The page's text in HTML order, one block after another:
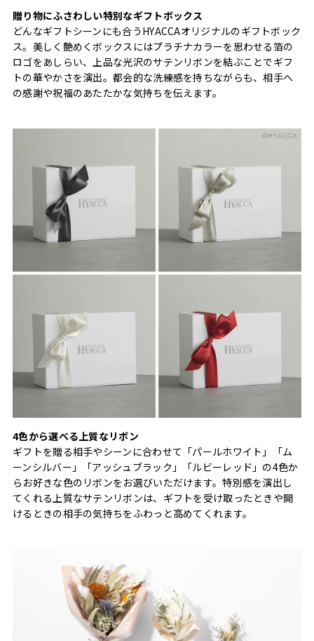
贈り物にふさわしい特別なギフトボックス
どんなギフトシーンにも合うHYACCAオリジナルのギフトボック
ス。美しく艶めくボックスにはプラチナカラーを思わせる箔の
ロゴをあしらい、上品な光沢のサテンリボンを結ぶことでギフ
トの華やかさを演出。都会的な洗練感を持ちながらも、相手へ
の感謝や祝福のあたたかな気持ちを伝えます。
4色から選べる上質なリボン
ギフトを贈る相手やシーンに合わせて「パールホワイト」「ム
ーンシルバー」「アッシュブラック」「ルビーレッド」の4色か
らお好きな色のリボンをお選びいただけます。特別感を演出し
てくれる上質なサテンリボンは、ギフトを受け取ったときや開
けるときの相手の気持ちをふわっと高めてくれます。